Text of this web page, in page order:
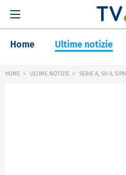
Home Ultime notizie
HOME ULTIME NOTIZIE SERIE A, SU IL